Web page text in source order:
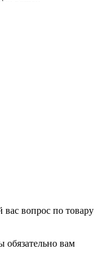
вопрос по товару
вам